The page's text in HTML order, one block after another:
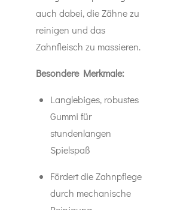
auch dabei, die Zähne zu
reinigen und das
Zahnfleisch zu massieren.
Besondere Merkmale:
Langlebiges, robustes
Gummi für
stundenlangen
Spielspaß
Fördert die Zahnpflege
durch mechanische